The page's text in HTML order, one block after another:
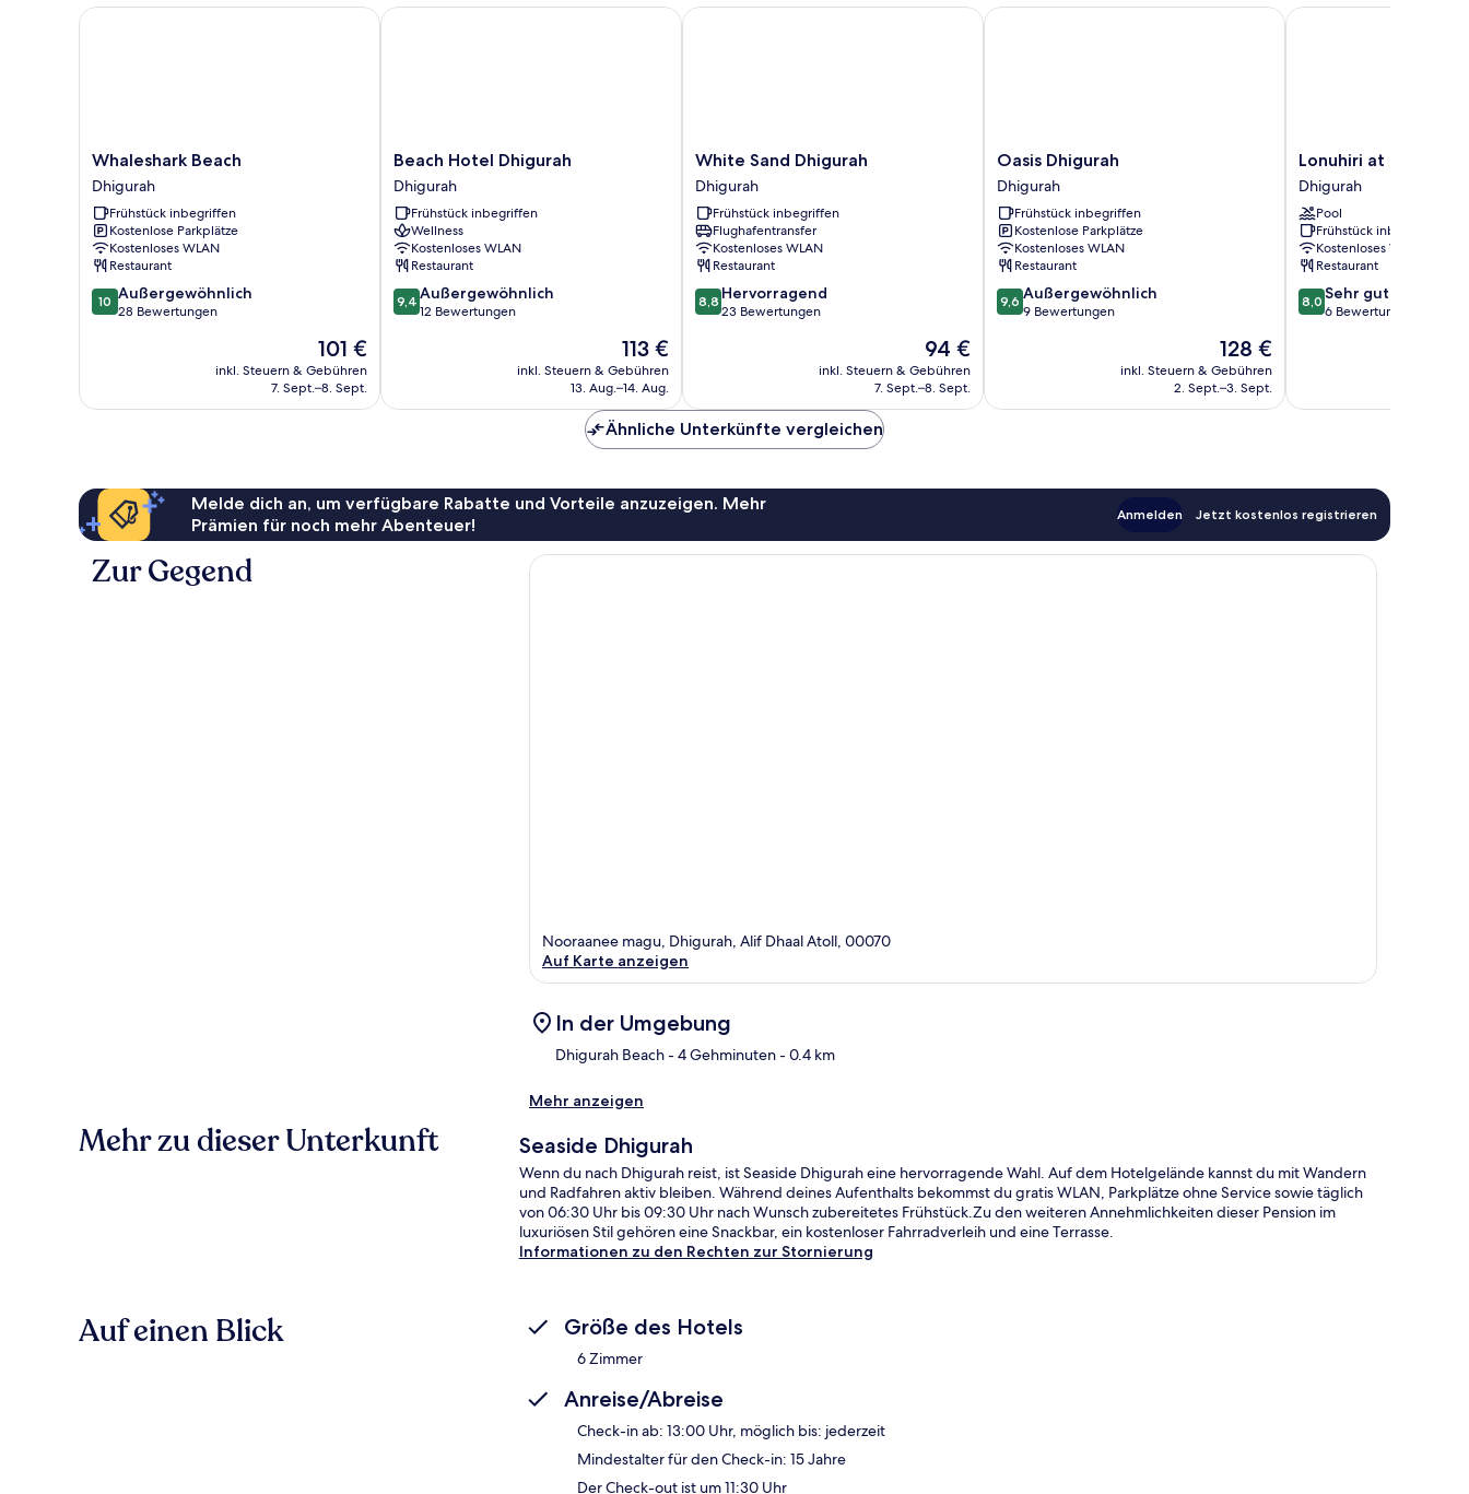
Whaleshark
Beach
Dhigurah
Whaleshark Beach
Dhigurah
Frühstück inbegriffen
Kostenlose Parkplätze
Kostenloses WLAN
Restaurant
10.0
von
10 Außergewöhnlich
28 Bewertungen
Der
Preis
beträgt
101 €
inkl. Steuern & Gebühren
7. Sept.–8. Sept.
Whaleshark Beach
Beach
Hotel
Dhigurah
Dhigurah
Beach Hotel Dhigurah
Dhigurah
Frühstück inbegriffen
Wellness
Kostenloses WLAN
Restaurant
9.4
von
9,4 Außergewöhnlich
12 Bewertungen
Der
Preis
beträgt
113 €
inkl. Steuern & Gebühren
13. Aug.–14. Aug.
Beach Hotel Dhigurah
White
Sand
Dhigurah
Dhigurah
White Sand Dhigurah
Dhigurah
Frühstück inbegriffen
Flughafentransfer
Kostenloses WLAN
Restaurant
8.8
von
8,8 Hervorragend
23 Bewertungen
Der
Preis
beträgt
94 €
inkl. Steuern & Gebühren
7. Sept.–8. Sept.
White Sand Dhigurah
Oasis
Dhigurah
Dhigurah
Oasis Dhigurah
Dhigurah
Frühstück inbegriffen
Kostenlose Parkplätze
Kostenloses WLAN
Restaurant
9.6
von
9,6 Außergewöhnlich
9 Bewertungen
Der
Preis
beträgt
128 €
inkl. Steuern & Gebühren
2. Sept.–3. Sept.
Oasis Dhigurah
Lonuhiri
at
Dhigurah
Dhigurah
Lonuhiri at Dhigurah
Dhigurah
Pool
Frühstück inbegriffen
Kostenloses WLAN
Restaurant
8.0
von
Bewertungen
8,0 Sehr gut
6 Bewertungen
Lonuhiri at Dhigurah
Ähnliche Unterkünfte vergleichen
Melde dich an, um verfügbare Rabatte und Vorteile anzuzeigen. Mehr
Prämien für noch mehr Abenteuer!
Anmelden Jetzt kostenlos registrieren
Zur Gegend
Nooraanee magu, Dhigurah, Alif Dhaal Atoll, 00070
Auf Karte anzeigen
In der Umgebung
Dhigurah Beach- 4 Gehminuten- 0.4 km
Mehr anzeigen
Mehr zu dieser Unterkunft Seaside Dhigurah
Wenn du nach Dhigurah reist, ist Seaside Dhigurah eine hervorragende Wahl. Auf dem Hotelgelände kannst du mit Wandern
und Radfahren aktiv bleiben. Während deines Aufenthalts bekommst du gratis WLAN, Parkplätze ohne Service sowie täglich
von 06:30 Uhr bis 09:30 Uhr nach Wunsch zubereitetes Frühstück.Zu den weiteren Annehmlichkeiten dieser Pension im
luxuriösen Stil gehören eine Snackbar, ein kostenloser Fahrradverleih und eine Terrasse.
Informationen zu den Rechten zur Stornierung
Auf einen Blick Größe des Hotels
6 Zimmer
Anreise/Abreise
Check-in ab: 13:00 Uhr, möglich bis: jederzeit
Mindestalter für den Check-in: 15 Jahre
Der Check-out ist um 11:30 Uhr